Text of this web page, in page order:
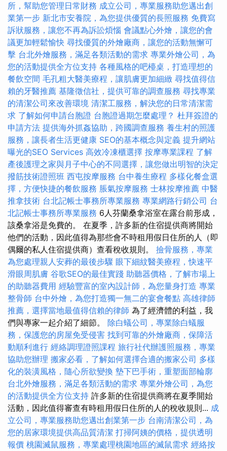
所，幫助您管理日常財務 成立公司，專業服務助您邁出創
業第一步 新北市安養院，為您提供優質的長照服務 免費寫
訴狀服務，讓您不再為訴訟煩惱 會議點心外燴，讓您的會
議更加輕鬆愉快 尋找優質的外燴廠商，讓您的活動無懈可
擊 台北外燴服務，滿足各類活動的需求 專業外燴公司，為
您的活動提供全方位支持 各種風格的吧檯桌，打造理想的
餐飲空間 毛孔粗大醫美療程，讓肌膚更加細緻 尋找值得信
賴的牙醫推薦 基隆徵信社，提供可靠的調查服務 尋找專業
的清潔公司來改善環境 清潔工服務，解決您的日常清潔需
求 了解如何申請台胞證 台胞證過期怎麼處理？ 杜拜簽證的
申請方法 提供海外抓姦協助，跨國調查服務 養生村的照護
服務，讓長者生活更健康 SEO的基本概念與定義 提升網站
曝光的SEO Services 高效冷凍櫃選擇 按摩專業課程 了解
產後護理之家與月子中心的不同選擇，讓您做出明智的決定
撥筋技術證照班 西屯按摩服務 台中養生療程 多樣化餐盒選
擇，方便快捷的餐飲服務 脹氣按摩服務 士林按摩推薦 中醫
推拿技術 台北記帳士事務所專業服務 專業網路行銷公司 台
北記帳士事務所專業服務 6人芬蘭桑拿浴室在露台前形成，
該桑拿浴是免費的。 在夏季，許多新的住宿提供商將開始
他們的活動，因此值得為那些會不時租用假日住所的人（即
偶爾的私人住宿提供商）查看稅收規則。 撿骨服務，專業
為您處理親人安葬的最後步驟 眼下細紋醫美療程，快速平
滑眼周肌膚 谷歌SEO的最佳實踐 助聽器價格，了解市場上
的助聽器費用 經驗豐富的室內設計師，為您量身打造 專業
整骨師 台中外燴，為您打造獨一無二的宴會餐點 高雄律師
推薦，選擇當地最值得信賴的律師 為了經濟體的利益，我
們與專家一起介紹了細節。 除白蟻公司，專業除白蟻服
務，保護您的房屋免受侵害 找到可靠的外燴廠商，保障活
動順利進行 經絡調理證照課程 旅行社代辦護照服務，專業
協助您辦理 搬家必看，了解如何選擇合適的搬家公司 多樣
化的裝潢風格，隨心所欲變換 墊下巴手術，重塑面部輪廓
台北外燴服務，滿足各類活動的需求 專業外燴公司，為您
的活動提供全方位支持 許多新的住宿提供商將在夏季開始
活動，因此值得審查有時租用假日住所的人的稅收規則... 成
立公司，專業服務助您邁出創業第一步 台南清潔公司，為
您的居家環境提供高品質清潔 打掃阿姨的價格，提供透明
報價 桃園滅鼠服務，專業處理桃園地區的滅鼠需求 經絡按